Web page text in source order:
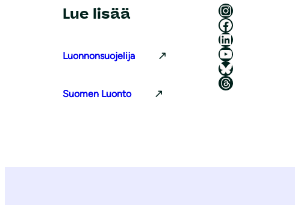
Lue lisää
Luonnonsuojelija
Suomen Luonto
Luonnonsuojeluliitto Instagramissa
Luonnonsuojeluliitto Facebookissa
Luonnonsuojeluliitto LinkedInissä
Luonnonsuojeluliiton YouTube-kanava
Luonnonsuojeluliitto Blueskyssa
Luonnonsuojeluliitto Threadsissa